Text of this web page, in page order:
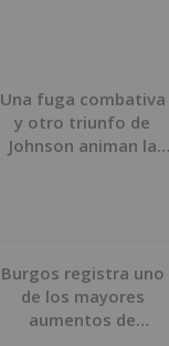
Una fuga combativa
y otro triunfo de
Johnson animan la
Burgos registra uno
de los mayores
aumentos de